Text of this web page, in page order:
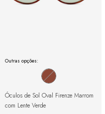
Outras opções:
Óculos de Sol Oval Firenze Marrom
com Lente Verde